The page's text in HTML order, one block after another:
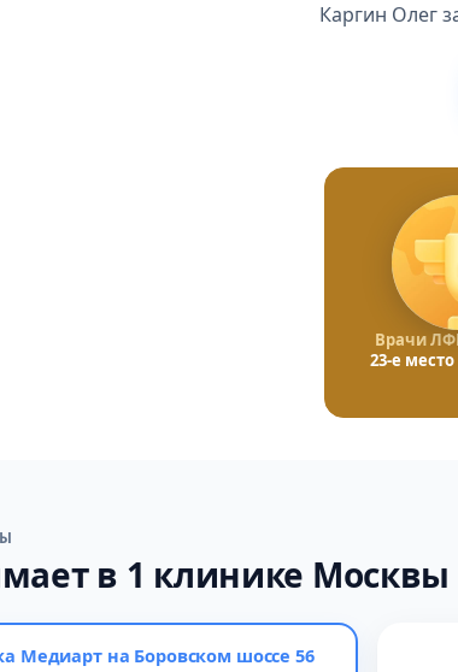
Каргин Олег
Врачи
23-е
в 1 клинике Москвы
Медиарт на Боровском шоссе 56